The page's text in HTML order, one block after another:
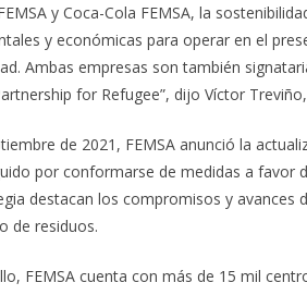
y Coca-Cola FEMSA, la
y económicas para operar en el
Ambas empresas son también
for Refugee”, dijo Víctor
de 2021, FEMSA anunció la
por conformarse de medidas a favor
destacan los compromisos y avances
de residuos.
FEMSA cuenta con más de 15 mil